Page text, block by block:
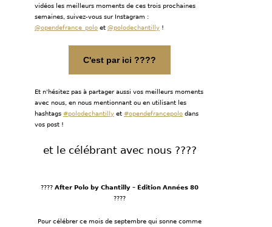
vidéos les meilleurs moments de ces trois prochaines
semaines, suivez-vous sur Instagram :
@opendefrance_polo et @polodechantilly !
C'est par ici ????
Et n'hésitez pas à partager aussi vos meilleurs moments
avec nous, en nous mentionnant ou en utilisant les
hashtags #polodechantilly et #opendefrancepolo dans
vos post !
et le célébrant avec nous ????
???? After Polo by Chantilly – Édition Années 80
????
Pour célébrer ce mois de septembre qui sonne comme